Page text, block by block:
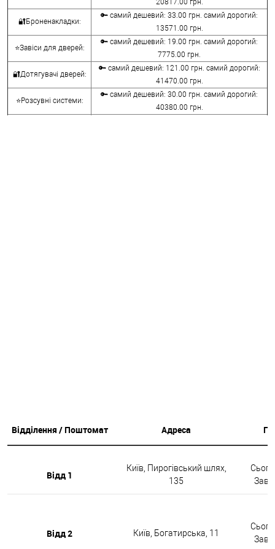
20817.00 грн.
🔐Броненакладки:
🔑 самий дешевий: 33.00 грн. самий дорогий:
13571.00 грн.
⭐Завіси для дверей:
🔑 самий дешевий: 19.00 грн. самий дорогий:
7775.00 грн.
🔐Дотягувачі дверей:
🔑 самий дешевий: 121.00 грн. самий дорогий:
41470.00 грн.
⭐Розсувні системи:
🔑 самий дешевий: 30.00 грн. самий дорогий:
40380.00 грн.
Відділення / Поштомат Адреса
Відд 1
Київ, Пирогівський шлях,
135
Відд 2 Київ, Богатирська, 11